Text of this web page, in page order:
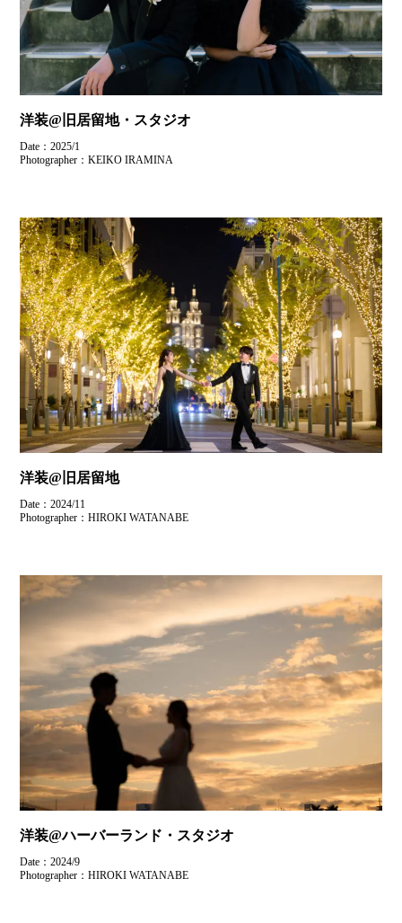
洋装@旧居留地・スタジオ
Date：2025/1
Photographer：KEIKO IRAMINA
洋装@旧居留地
Date：2024/11
Photographer：HIROKI WATANABE
洋装@ハーバーランド・スタジオ
Date：2024/9
Photographer：HIROKI WATANABE